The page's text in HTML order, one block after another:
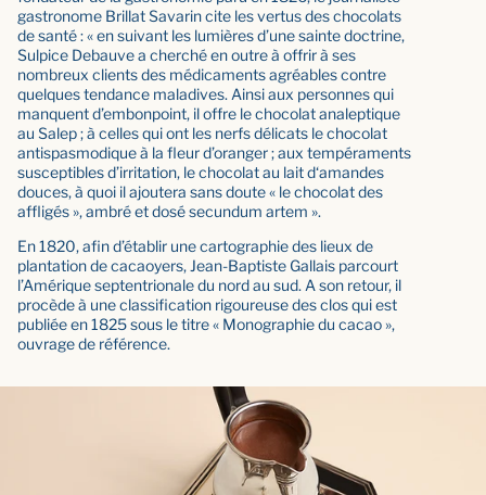
gastronome Brillat Savarin cite les vertus des chocolats
de santé : « en suivant les lumières d’une sainte doctrine,
Sulpice Debauve a cherché en outre à offrir à ses
nombreux clients des médicaments agréables contre
quelques tendance maladives. Ainsi aux personnes qui
manquent d’embonpoint, il offre le chocolat analeptique
au Salep ; à celles qui ont les nerfs délicats le chocolat
antispasmodique à la fleur d’oranger ; aux tempéraments
susceptibles d’irritation, le chocolat au lait d‘amandes
douces, à quoi il ajoutera sans doute « le chocolat des
affligés », ambré et dosé secundum artem ».
En 1820, afin d’établir une cartographie des lieux de
plantation de cacaoyers, Jean-Baptiste Gallais parcourt
l’Amérique septentrionale du nord au sud. A son retour, il
procède à une classification rigoureuse des clos qui est
publiée en 1825 sous le titre « Monographie du cacao »,
ouvrage de référence.